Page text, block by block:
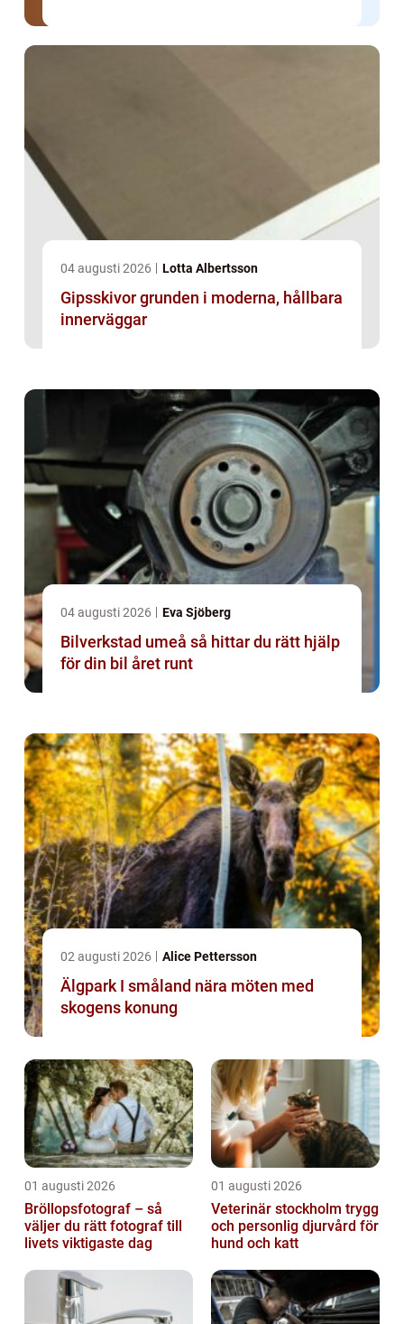
04 augusti 2026 Lotta Albertsson
Gipsskivor grunden i moderna, hållbara
innerväggar
04 augusti 2026 Eva Sjöberg
Bilverkstad umeå så hittar du rätt hjälp
för din bil året runt
02 augusti 2026 Alice Pettersson
Älgpark I småland nära möten med
skogens konung
01 augusti 2026
Bröllopsfotograf – så
väljer du rätt fotograf till
livets viktigaste dag
01 augusti 2026
Veterinär stockholm trygg
och personlig djurvård för
hund och katt